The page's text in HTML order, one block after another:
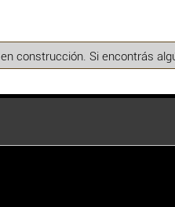
construcción. Si encontrás